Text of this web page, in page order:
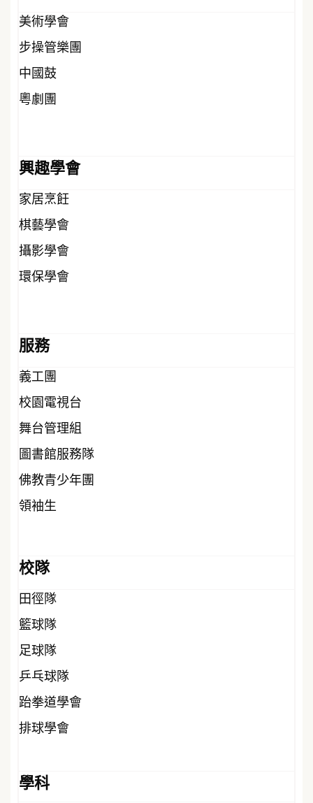
美術學會
步操管樂團
中國鼓
粵劇團
興趣學會
家居烹飪
棋藝學會
攝影學會
環保學會
服務
義工團
校園電視台
舞台管理組
圖書館服務隊
佛教青少年團
領袖生
校隊
田徑隊
籃球隊
足球隊
乒乓球隊
跆拳道學會
排球學會
學科